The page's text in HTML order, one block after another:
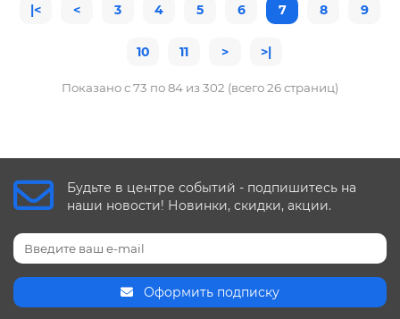
|< < 3 4 5 6 7 8 9
10 11 > >|
Показано с 73 по 84 из 302 (всего 26 страниц)
Будьте в центре событий - подпишитесь на
наши новости! Новинки, скидки, акции.
Оформить подписку